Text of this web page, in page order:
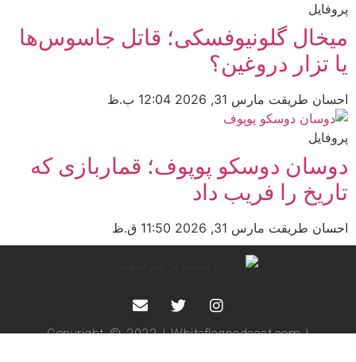
پروفایل
میخال گلونیوفسکی؛ قاتل جاسوس‌ها
یا تزار دروغین؟
احسان طریقت مارس 31, 2026 12:04 ب.ظ
پروفایل
دوسان دوسکو پوپوف؛ قماربازی که
تاریخ را فریب داد
احسان طریقت مارس 31, 2026 11:50 ق.ظ
Copyright © 2022 | Whiteflagpodcast.com |